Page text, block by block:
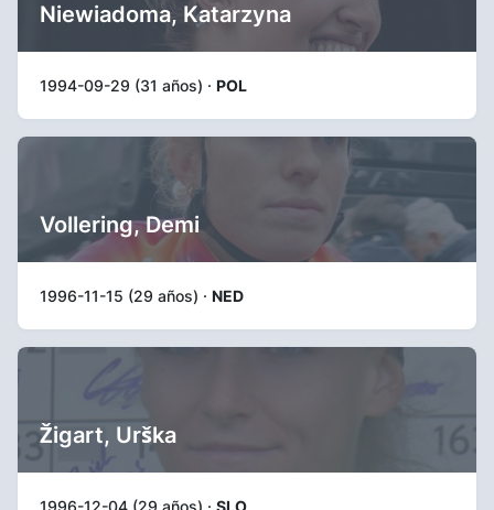
Niewiadoma, Katarzyna
1994-09-29 (31 años) · POL
Vollering, Demi
1996-11-15 (29 años) · NED
Žigart, Urška
1996-12-04 (29 años) · SLO